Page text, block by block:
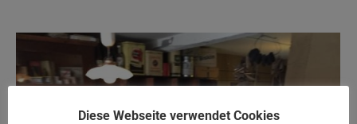
Diese Webseite verwendet Cookies